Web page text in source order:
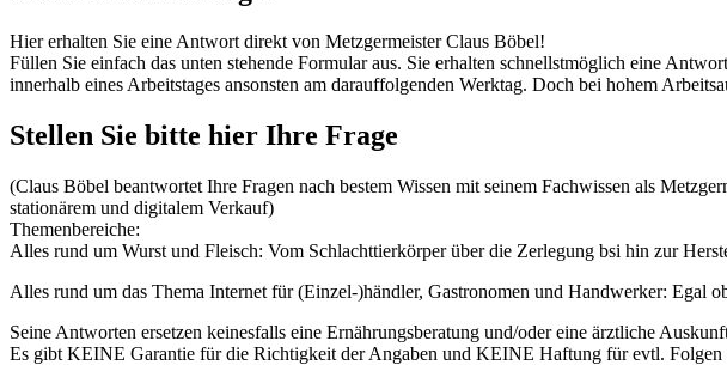
Hier erhalten Sie eine Antwort direkt von Metzgermeister Claus Böbel!
Füllen Sie einfach das unten stehende Formular aus. Sie erhalten schnellstmöglich eine
innerhalb eines Arbeitstages ansonsten am darauffolgenden Werktag. Doch bei hohem
Stellen Sie bitte hier Ihre Frage
(Claus Böbel beantwortet Ihre Fragen nach bestem Wissen mit seinem Fachwissen als
stationärem und digitalem Verkauf)
Themenbereiche:
Alles rund um Wurst und Fleisch: Vom Schlachttierkörper über die Zerlegung bsi hin zur
Alles rund um das Thema Internet für (Einzel-)händler, Gastronomen und Handwerker: Egal
Seine Antworten ersetzen keinesfalls eine Ernährungsberatung und/oder eine ärztliche
Es gibt KEINE Garantie für die Richtigkeit der Angaben und KEINE Haftung für evtl. Folgen